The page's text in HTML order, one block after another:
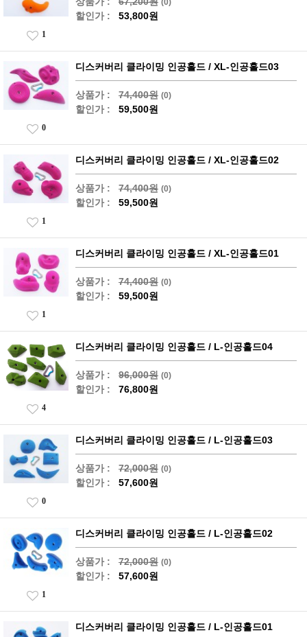
할인가 : 53,800원
1
디스커버리 클라이밍 인공홀드 / XL-인공홀드03
상품가 : 74,400원 (0)
할인가 : 59,500원
0
디스커버리 클라이밍 인공홀드 / XL-인공홀드02
상품가 : 74,400원 (0)
할인가 : 59,500원
1
디스커버리 클라이밍 인공홀드 / XL-인공홀드01
상품가 : 74,400원 (0)
할인가 : 59,500원
1
디스커버리 클라이밍 인공홀드 / L-인공홀드04
상품가 : 96,000원 (0)
할인가 : 76,800원
4
디스커버리 클라이밍 인공홀드 / L-인공홀드03
상품가 : 72,000원 (0)
할인가 : 57,600원
0
디스커버리 클라이밍 인공홀드 / L-인공홀드02
상품가 : 72,000원 (0)
할인가 : 57,600원
1
디스커버리 클라이밍 인공홀드 / L-인공홀드01